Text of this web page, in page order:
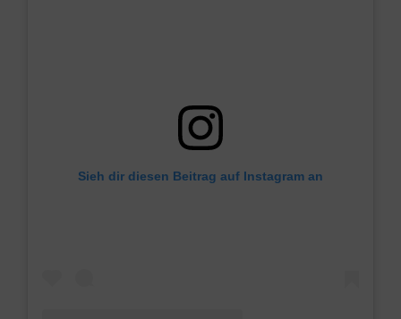
Sieh dir diesen Beitrag auf Instagram an